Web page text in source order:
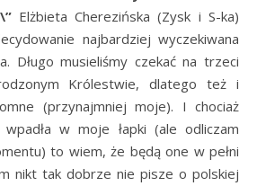
Elżbieta Cherezińska (Zysk i S-ka)
najbardziej wyczekiwana
Długo musieliśmy czekać na trzeci
Królestwie, dlatego też i
(przynajmniej moje). I chociaż
w moje łapki (ale odliczam
to wiem, że będą one w pełni
nikt tak dobrze nie pisze o polskiej